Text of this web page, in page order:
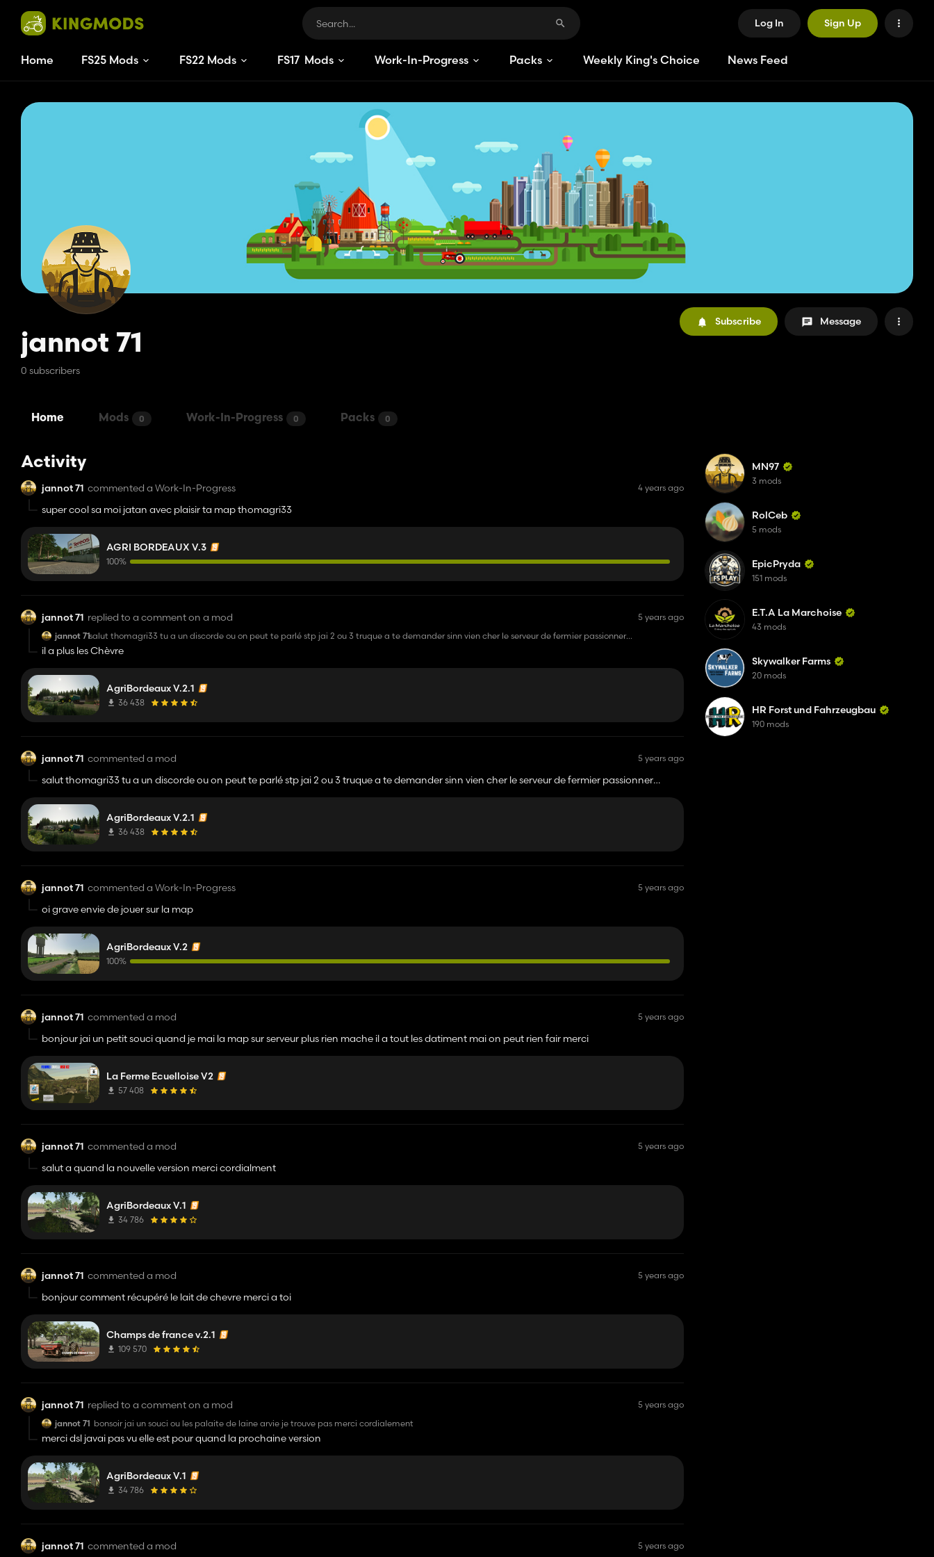
Log In Sign Up
Home FS25 Mods FS22 Mods FS17 Mods Work-In-Progress Packs Weekly King's Choice News Feed
jannot 71
0 subscribers
Subscribe Message
Home Mods 0 Work-In-Progress 0 Packs 0
Activity
jannot 71 commented a Work-In-Progress 4 years ago
super cool sa moi jatan avec plaisir ta map thomagri33
AGRI BORDEAUX V.3
100%
jannot 71 replied to a comment on a mod
5 years ago
jannot 71salut thomagri33 tu a un discorde ou on peut te parlé stp jai 2 ou 3 truque a te demander sinn vien cher le serveur de fermier passionner
https://discord.gg/ZjTuBeTS
il a plus les Chèvre
AgriBordeaux V.2.1
36 438
jannot 71 commented a mod 5 years ago
salut thomagri33 tu a un discorde ou on peut te parlé stp jai 2 ou 3 truque a te demander sinn vien cher le serveur de fermier passionner
AgriBordeaux V.2.1
36 438
jannot 71 commented a Work-In-Progress 5 years ago
oi grave envie de jouer sur la map
AgriBordeaux V.2
100%
jannot 71 commented a mod 5 years ago
bonjour jai un petit souci quand je mai la map sur serveur plus rien mache il a tout les datiment mai on peut rien fair merci
La Ferme Ecuelloise V2
57 408
jannot 71 commented a mod 5 years ago
salut a quand la nouvelle version merci cordialment
AgriBordeaux V.1
34 786
jannot 71 commented a mod 5 years ago
bonjour comment récupéré le lait de chevre merci a toi
Champs de france v.2.1
109 570
jannot 71 replied to a comment on a mod
5 years ago
jannot 71 bonsoir jai un souci ou les palaite de laine arvie je trouve pas merci cordialement
merci dsl javai pas vu elle est pour quand la prochaine version
AgriBordeaux V.1
34 786
jannot 71 commented a mod 5 years ago
MN97
3 mods
RolCeb
5 mods
EpicPryda
151 mods
E.T.A La Marchoise
43 mods
Skywalker Farms
20 mods
HR Forst und Fahrzeugbau
190 mods